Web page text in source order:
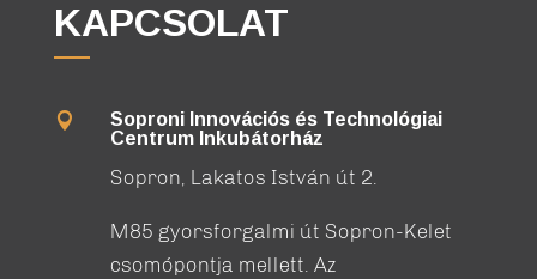
KAPCSOLAT

Soproni Innovációs és Technológiai
Centrum Inkubátorház
Sopron, Lakatos István út 2.
M85 gyorsforgalmi út Sopron-Kelet
csomópontja mellett. Az